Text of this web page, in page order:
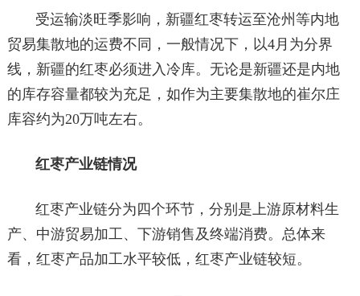
受运输淡旺季影响，新疆红枣转运至沧州等内地
贸易集散地的运费不同，一般情况下，以4月为分界
线，新疆的红枣必须进入冷库。无论是新疆还是内地
的库存容量都较为充足，如作为主要集散地的崔尔庄
库容约为20万吨左右。
红枣产业链情况
红枣产业链分为四个环节，分别是上游原材料生
产、中游贸易加工、下游销售及终端消费。总体来
看，红枣产品加工水平较低，红枣产业链较短。